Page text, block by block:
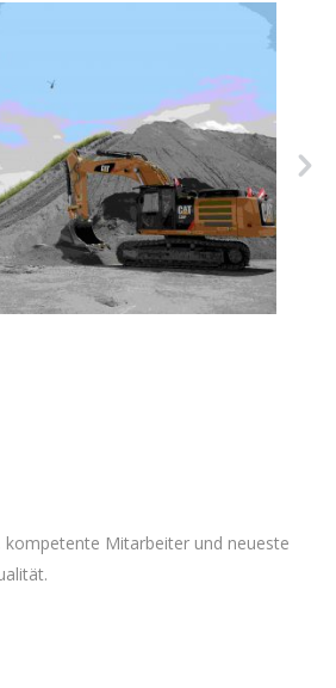
kompetente Mitarbeiter und neueste